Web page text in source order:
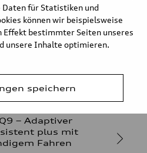
an.
– Adaptiver
plus mit
Fahren
für Statistiken und
können wir beispielsweise
Effekt bestimmter Seiten unseres
unsere Inhalte optimieren.
speichern